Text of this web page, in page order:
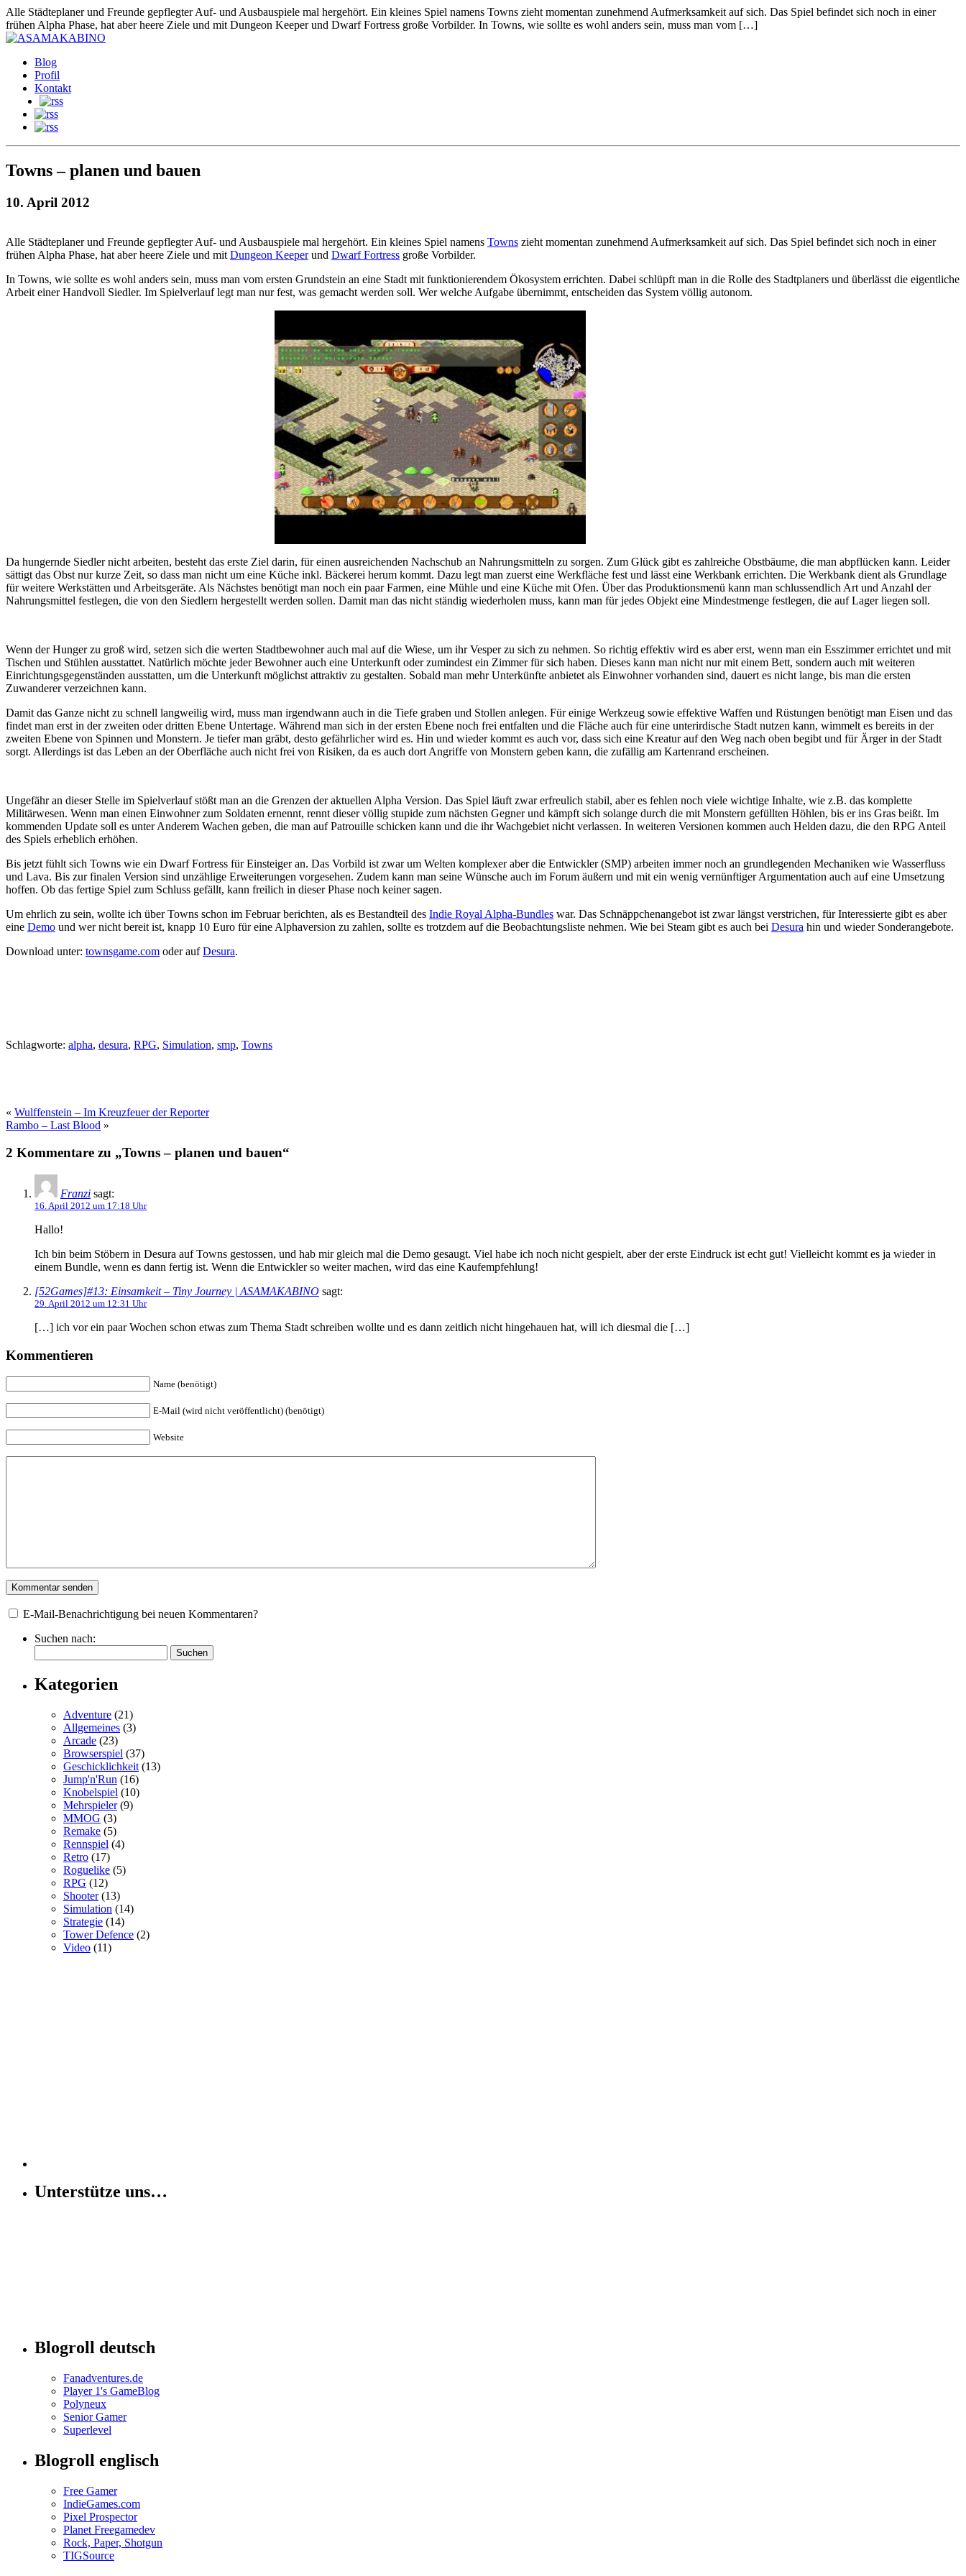
Alle Städteplaner und Freunde gepflegter Auf- und Ausbauspiele mal hergehört. Ein kleines Spiel namens Towns zieht momentan zunehmend Aufmerksamkeit auf sich. Das Spiel befindet sich noch in einer
frühen Alpha Phase, hat aber heere Ziele und mit Dungeon Keeper und Dwarf Fortress große Vorbilder. In Towns, wie sollte es wohl anders sein, muss man vom […]
Blog
Profil
Kontakt
Towns – planen und bauen
10. April 2012
Alle Städteplaner und Freunde gepflegter Auf- und Ausbauspiele mal hergehört. Ein kleines Spiel namens Towns zieht momentan zunehmend Aufmerksamkeit auf sich. Das Spiel befindet sich noch in einer
frühen Alpha Phase, hat aber heere Ziele und mit Dungeon Keeperund Dwarf Fortress große Vorbilder.
In Towns, wie sollte es wohl anders sein, muss man vom ersten Grundstein an eine Stadt mit funktionierendem Ökosystem errichten. Dabei schlüpft man in die Rolle des Stadtplaners und überlässt die eigentliche
Arbeit einer Handvoll Siedler. Im Spielverlauf legt man nur fest, was gemacht werden soll. Wer welche Aufgabe übernimmt, entscheiden das System völlig autonom.
Da hungernde Siedler nicht arbeiten, besteht das erste Ziel darin, für einen ausreichenden Nachschub an Nahrungsmitteln zu sorgen. Zum Glück gibt es zahlreiche Obstbäume, die man abpflücken kann. Leider
sättigt das Obst nur kurze Zeit, so dass man nicht um eine Küche inkl. Bäckerei herum kommt. Dazu legt man zuerst eine Werkfläche fest und lässt eine Werkbank errichten. Die Werkbank dient als Grundlage
für weitere Werkstätten und Arbeitsgeräte. Als Nächstes benötigt man noch ein paar Farmen, eine Mühle und eine Küche mit Ofen. Über das Produktionsmenü kann man schlussendlich Art und Anzahl der
Nahrungsmittel festlegen, die von den Siedlern hergestellt werden sollen. Damit man das nicht ständig wiederholen muss, kann man für jedes Objekt eine Mindestmenge festlegen, die auf Lager liegen soll.
Wenn der Hunger zu groß wird, setzen sich die werten Stadtbewohner auch mal auf die Wiese, um ihr Vesper zu sich zu nehmen. So richtig effektiv wird es aber erst, wenn man ein Esszimmer errichtet und mit
Tischen und Stühlen ausstattet. Natürlich möchte jeder Bewohner auch eine Unterkunft oder zumindest ein Zimmer für sich haben. Dieses kann man nicht nur mit einem Bett, sondern auch mit weiteren
Einrichtungsgegenständen ausstatten, um die Unterkunft möglichst attraktiv zu gestalten. Sobald man mehr Unterkünfte anbietet als Einwohner vorhanden sind, dauert es nicht lange, bis man die ersten
Zuwanderer verzeichnen kann.
Damit das Ganze nicht zu schnell langweilig wird, muss man irgendwann auch in die Tiefe graben und Stollen anlegen. Für einige Werkzeug sowie effektive Waffen und Rüstungen benötigt man Eisen und das
findet man erst in der zweiten oder dritten Ebene Untertage. Während man sich in der ersten Ebene noch frei entfalten und die Fläche auch für eine unterirdische Stadt nutzen kann, wimmelt es bereits in der
zweiten Ebene von Spinnen und Monstern. Je tiefer man gräbt, desto gefährlicher wird es. Hin und wieder kommt es auch vor, dass sich eine Kreatur auf den Weg nach oben begibt und für Ärger in der Stadt
sorgt. Allerdings ist das Leben an der Oberfläche auch nicht frei von Risiken, da es auch dort Angriffe von Monstern geben kann, die zufällig am Kartenrand erscheinen.
Ungefähr an dieser Stelle im Spielverlauf stößt man an die Grenzen der aktuellen Alpha Version. Das Spiel läuft zwar erfreulich stabil, aber es fehlen noch viele wichtige Inhalte, wie z.B. das komplette
Militärwesen. Wenn man einen Einwohner zum Soldaten ernennt, rennt dieser völlig stupide zum nächsten Gegner und kämpft sich solange durch die mit Monstern gefüllten Höhlen, bis er ins Gras beißt. Im
kommenden Update soll es unter Anderem Wachen geben, die man auf Patrouille schicken kann und die ihr Wachgebiet nicht verlassen. In weiteren Versionen kommen auch Helden dazu, die den RPG Anteil
des Spiels erheblich erhöhen.
Bis jetzt fühlt sich Towns wie ein Dwarf Fortress für Einsteiger an. Das Vorbild ist zwar um Welten komplexer aber die Entwickler (SMP) arbeiten immer noch an grundlegenden Mechaniken wie Wasserfluss
und Lava. Bis zur finalen Version sind unzählige Erweiterungen vorgesehen. Zudem kann man seine Wünsche auch im Forum äußern und mit ein wenig vernünftiger Argumentation auch auf eine Umsetzung
hoffen. Ob das fertige Spiel zum Schluss gefällt, kann freilich in dieser Phase noch keiner sagen.
Um ehrlich zu sein, wollte ich über Towns schon im Februar berichten, als es Bestandteil des Indie Royal Alpha-Bundles war. Das Schnäppchenangebot ist zwar längst verstrichen, für Interessierte gibt es aber
eine Demo und wer nicht bereit ist, knapp 10 Euro für eine Alphaversion zu zahlen, sollte es trotzdem auf die Beobachtungsliste nehmen. Wie bei Steam gibt es auch bei Desura hin und wieder Sonderangebote.
Download unter: townsgame.com oder aufDesura.
Schlagworte: alpha, desura, RPG, Simulation, smp, Towns
« Wulffenstein – Im Kreuzfeuer der Reporter
Rambo – Last Blood »
2 Kommentare zu „Towns – planen und bauen“
Franzi sagt:
16. April 2012 um 17:18 Uhr
Hallo!
Ich bin beim Stöbern in Desura auf Towns gestossen, und hab mir gleich mal die Demo gesaugt. Viel habe ich noch nicht gespielt, aber der erste Eindruck ist echt gut! Vielleicht kommt es ja wieder in
einem Bundle, wenn es dann fertig ist. Wenn die Entwickler so weiter machen, wird das eine Kaufempfehlung!
[52Games]#13: Einsamkeit – Tiny Journey | ASAMAKABINO sagt:
29. April 2012 um 12:31 Uhr
[…] ich vor ein paar Wochen schon etwas zum Thema Stadt schreiben wollte und es dann zeitlich nicht hingehauen hat, will ich diesmal die […]
Kommentieren
Name (benötigt)
E-Mail (wird nicht veröffentlicht) (benötigt)
Website
E-Mail-Benachrichtigung bei neuen Kommentaren?
Suchen nach:
Kategorien
Adventure (21)
Allgemeines (3)
Arcade (23)
Browserspiel (37)
Geschicklichkeit (13)
Jump'n'Run (16)
Knobelspiel (10)
Mehrspieler(9)
MMOG (3)
Remake (5)
Rennspiel (4)
Retro (17)
Roguelike (5)
RPG (12)
Shooter(13)
Simulation (14)
Strategie (14)
Tower Defence (2)
Video (11)
Unterstütze uns…
Blogroll deutsch
Fanadventures.de
Player 1's GameBlog
Polyneux
Senior Gamer
Superlevel
Blogroll englisch
Free Gamer
IndieGames.com
Pixel Prospector
Planet Freegamedev
Rock, Paper, Shotgun
TIGSource